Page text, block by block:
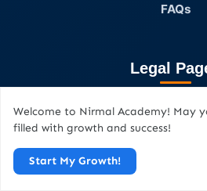
FAQs
Legal
Privacy
Terms &
Welcome to Nirmal Academy! May
filled with growth and success!
Start My Growth!